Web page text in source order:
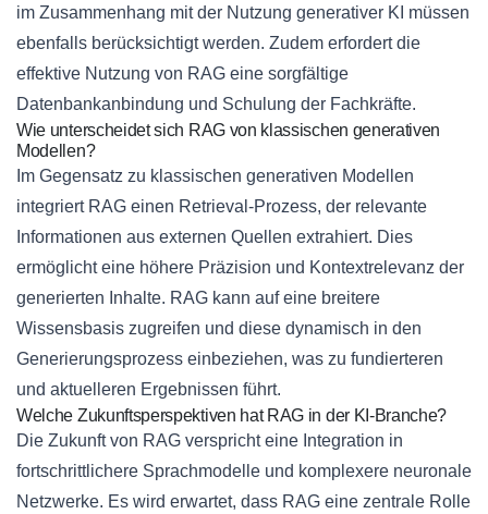
im Zusammenhang mit der Nutzung generativer KI müssen
ebenfalls berücksichtigt werden. Zudem erfordert die
effektive Nutzung von RAG eine sorgfältige
Datenbankanbindung und Schulung der Fachkräfte.
Wie unterscheidet sich RAG von klassischen generativen
Modellen?
Im Gegensatz zu klassischen generativen Modellen
integriert RAG einen Retrieval-Prozess, der relevante
Informationen aus externen Quellen extrahiert. Dies
ermöglicht eine höhere Präzision und Kontextrelevanz der
generierten Inhalte. RAG kann auf eine breitere
Wissensbasis zugreifen und diese dynamisch in den
Generierungsprozess einbeziehen, was zu fundierteren
und aktuelleren Ergebnissen führt.
Welche Zukunftsperspektiven hat RAG in der KI-Branche?
Die Zukunft von RAG verspricht eine Integration in
fortschrittlichere Sprachmodelle und komplexere neuronale
Netzwerke. Es wird erwartet, dass RAG eine zentrale Rolle